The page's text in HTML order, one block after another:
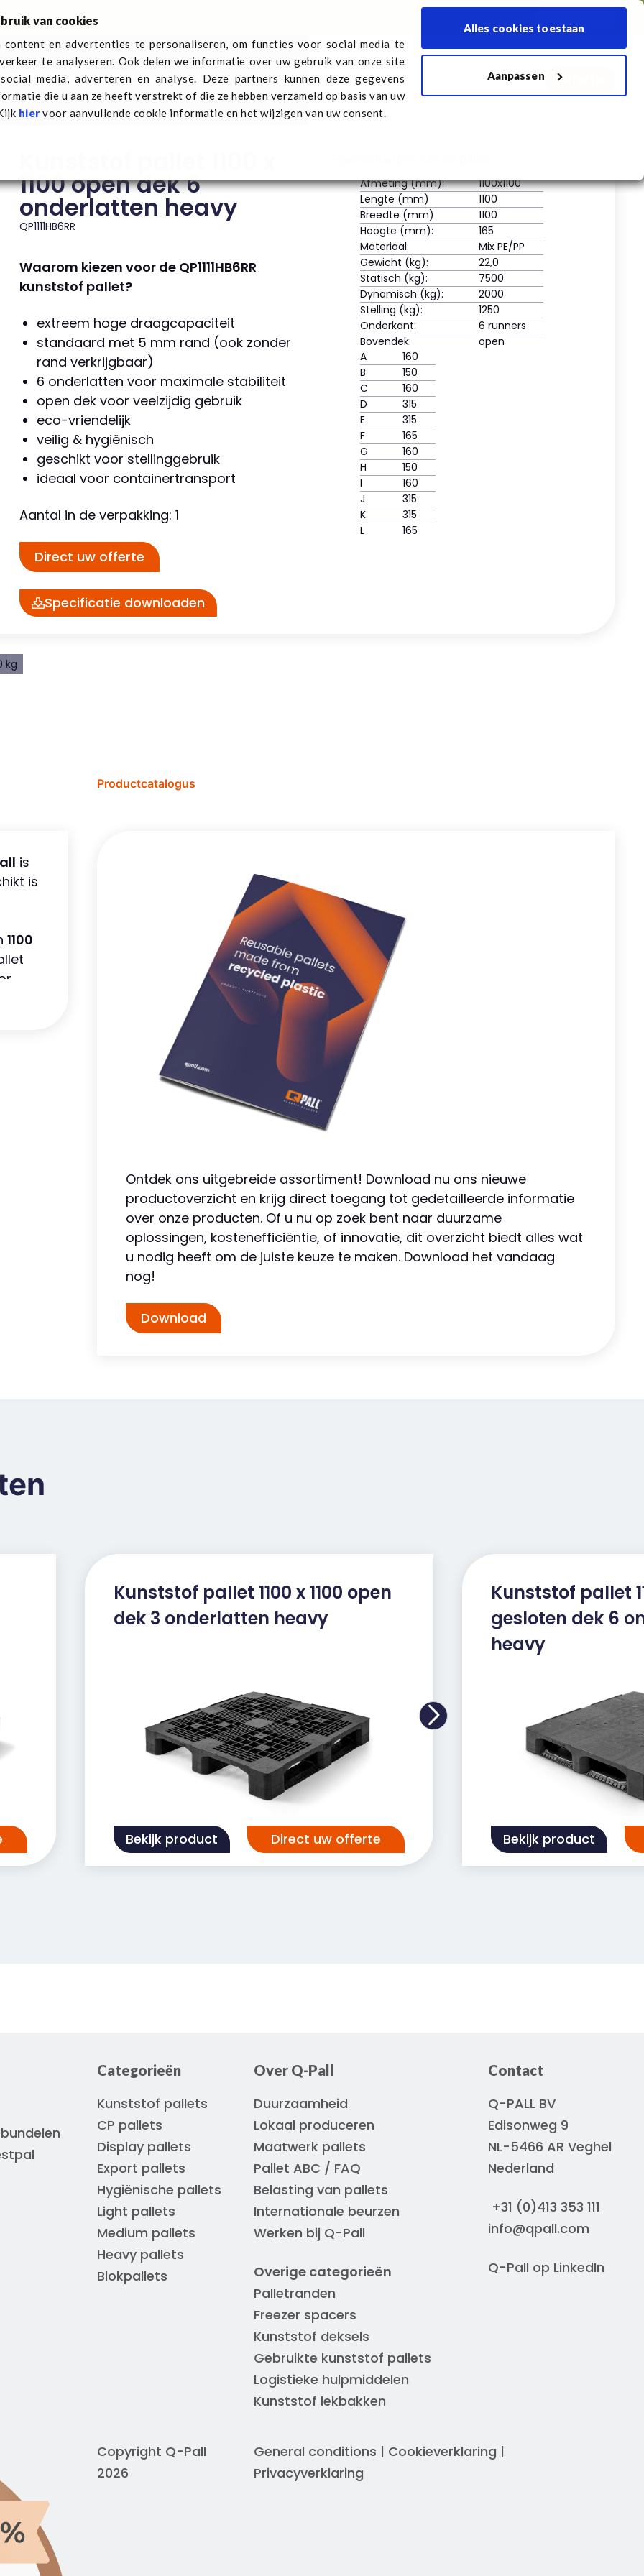
van cookies
content en advertenties te personaliseren, om functies voor social media te
te analyseren. Ook delen we informatie over uw gebruik van onze site
media, adverteren en analyse. Deze partners kunnen deze gegevens
die u aan ze heeft verstrekt of die ze hebben verzameld op basis van uw
hiervoor aanvullende cookie informatie en het wijzigen van uw consent.
Alles cookies toestaan
Aanpassen
Q-PallSectorenNieuwsContactTransport aanmeldenVacatures Offerte
1100 x 1100 open dek 6 onderlatten heavy
1100 open dek 6
onderlatten heavy
QP1111HB6RR
Waarom kiezen voor de QP1111HB6RR
kunststof pallet?
extreem hoge draagcapaciteit
standaard met 5 mm rand (ook zonder
rand verkrijgbaar)
6 onderlatten voor maximale stabiliteit
open dek voor veelzijdig gebruik
eco-vriendelijk
veilig & hygiënisch
geschikt voor stellinggebruik
ideaal voor containertransport
Aantal in de verpakking: 1
Direct uw offerte
Specificatie downloaden
Afmeting (mm):
1100x1100
Lengte (mm)
1100
Breedte (mm)
1100
Hoogte (mm):
165
Materiaal:
Mix PE/PP
Gewicht (kg):
22,0
Statisch (kg):
7500
Dynamisch (kg):
2000
Stelling (kg):
1250
Onderkant:
6 runners
Bovendek:
open
A
160
B
150
C
160
D
315
E
315
F
165
G
160
H
150
I
160
J
315
K
315
L
165
kg
is
is
1100
Productcatalogus
Ontdek ons uitgebreide assortiment! Download nu ons nieuwe
productoverzicht en krijg direct toegang tot gedetailleerde informatie
over onze producten. Of u nu op zoek bent naar duurzame
oplossingen, kostenefficiëntie, of innovatie, dit overzicht biedt alles wat
u nodig heeft om de juiste keuze te maken. Download het vandaag
nog!
Download
Kunststof pallet 1100 x 1100 open
dek 3 onderlatten heavy
Bekijk product Direct uw offerte
Kunststof pallet
gesloten dek 6
heavy
Bekijk product
Categorieën
Kunststof pallets
CP pallets
Display pallets
Export pallets
Hygiënische pallets
Light pallets
Medium pallets
Heavy pallets
Blokpallets
Over Q-Pall
Duurzaamheid
Lokaal produceren
Maatwerk pallets
Pallet ABC / FAQ
Belasting van pallets
Internationale beurzen
Werken bij Q-Pall
Overige categorieën
Palletranden
Freezer spacers
Kunststof deksels
Gebruikte kunststof pallets
Logistieke hulpmiddelen
Kunststof lekbakken
Contact
Q-PALL BV
Edisonweg 9
NL-5466 AR Veghel
Nederland
+31 (0)413 353 111
info@qpall.com
Q-Pall op LinkedIn
Copyright Q-Pall
2026
General conditions | Cookieverklaring |
Privacyverklaring